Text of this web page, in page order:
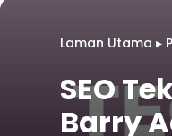
Laman Utama ▸
SEO
Barry